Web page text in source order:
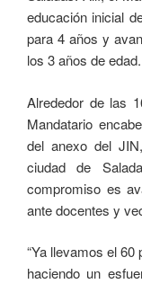
educación inicial
para 4 años y
los 3 años de edad.
Alrededor de las
Mandatario
del anexo del
ciudad de
compromiso es
ante docentes y
“Ya llevamos el
haciendo un